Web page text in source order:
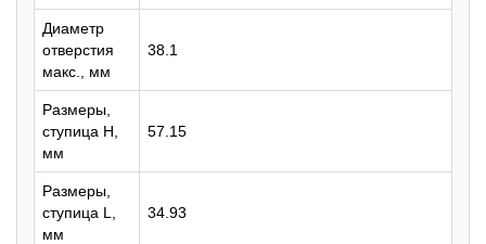
Диаметр
отверстия
макс., мм
38.1
Размеры,
ступица H,
мм
57.15
Размеры,
ступица L,
мм
34.93